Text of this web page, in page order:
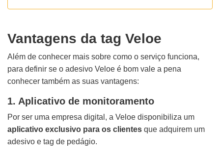
Vantagens da tag Veloe
Além de conhecer mais sobre como o serviço funciona,
para definir se o adesivo Veloe é bom vale a pena
conhecer também as suas vantagens:
1. Aplicativo de monitoramento
Por ser uma empresa digital, a Veloe disponibiliza um
aplicativo exclusivo para os clientes que adquirem um
adesivo e tag de pedágio.